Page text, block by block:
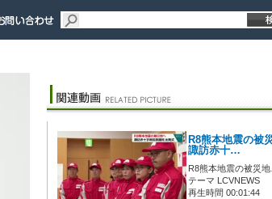
R8熊本地震の被
諏訪赤十…
R8熊本地震の被災地
テーマ LCVNEWS
再生時間 00:01:44